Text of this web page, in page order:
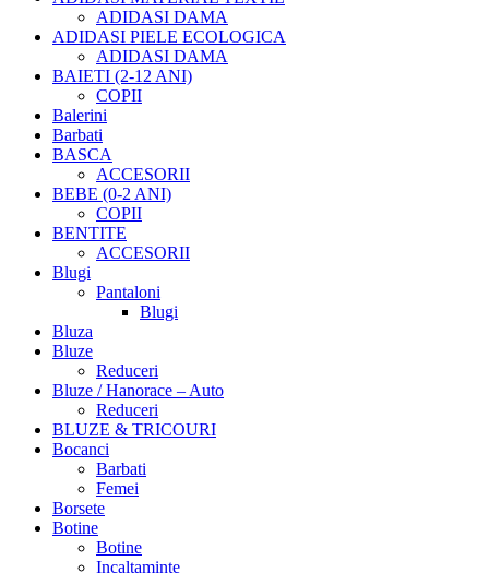
ADIDASI DAMA
ADIDASI PIELE ECOLOGICA
ADIDASI DAMA
BAIETI (2-12 ANI)
COPII
Balerini
Barbati
BASCA
ACCESORII
BEBE (0-2 ANI)
COPII
BENTITE
ACCESORII
Blugi
Pantaloni
Blugi
Bluza
Bluze
Reduceri
Bluze / Hanorace – Auto
Reduceri
BLUZE & TRICOURI
Bocanci
Barbati
Femei
Borsete
Botine
Botine
Incaltaminte